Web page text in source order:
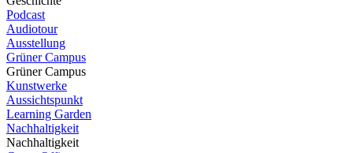
Podcast
Audiotour
Ausstellung
Grüner Campus
Grüner Campus
Kunstwerke
Aussichtspunkt
Learning Garden
Nachhaltigkeit
Nachhaltigkeit